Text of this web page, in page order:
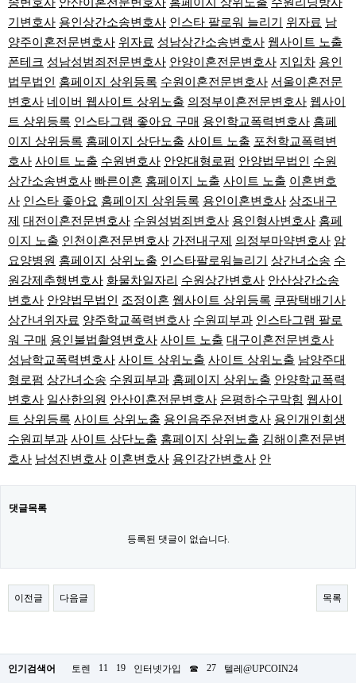
기변호사 용인상간소송변호사 인스타 팔로워 늘리기 위자료 남
양주이혼전문변호사 위자료 성남상간소송변호사 웹사이트 노출
폰테크 성남성범죄전문변호사 안양이혼전문변호사 지입차 용인
법무법인
홈페이지 상위등록 수원이혼전문변호사 서울이혼전문
변호사 네이버 웹사이트 상위노출 의정부이혼전문변호사 웹사이
트 상위등록 인스타그램 좋아요 구매 용인학교폭력변호사 홈페
이지 상위등록 홈페이지 상단노출 사이트 노출 포천학교폭력변
호사 사이트 노출 수원변호사 안양대형로펌 안양법무법인
수원
상간소송변호사 빠른이혼 홈페이지 노출 사이트 노출 이혼변호
사 인스타 좋아요 홈페이지 상위등록 용인이혼변호사 상조내구
제 대전이혼전문변호사 수원성범죄변호사 용인형사변호사 홈페
이지 노출 인천이혼전문변호사 가전내구제 의정부마약변호사 암
요양병원 홈페이지 상위노출 인스타팔로워늘리기 상간녀소송 수
원강제추행변호사 화물차일자리 수원상간변호사 안산상간소송
변호사 안양법무법인 조정이혼 웹사이트 상위등록 쿠팡택배기사
상간녀위자료 양주학교폭력변호사 수원피부과 인스타그램 팔로
워 구매 용인불법촬영변호사 사이트 노출 대구이혼전문변호사
성남학교폭력변호사 사이트 상위노출 사이트 상위노출 남양주대
형로펌 상간녀소송 수원피부과 홈페이지 상위노출 안양학교폭력
변호사 일산한의원 안산이혼전문변호사 은평하수구막힘 웹사이
트 상위등록 사이트 상위노출 용인음주운전변호사 용인개인회생
수원피부과 사이트 상단노출 홈페이지 상위노출 김해이혼전문변
호사 남성진변호사 이혼변호사 용인강간변호사 안
댓글목록
등록된 댓글이 없습니다.
이전글 다음글 목록
인기검색어 토렌 11 19 인터넷가입 ☎ 27 텔레@UPCOIN24